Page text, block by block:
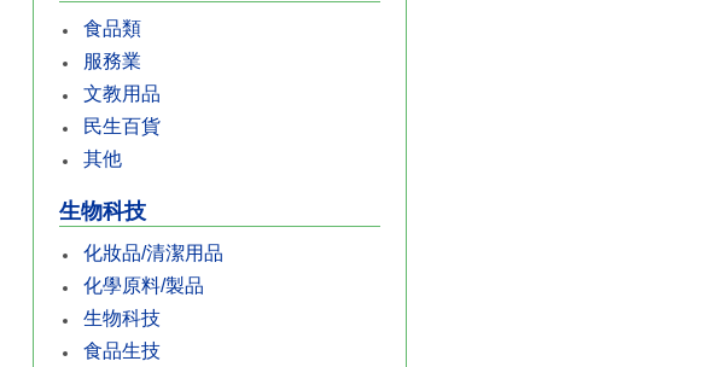
食品類
服務業
文教用品
民生百貨
其他
生物科技
化妝品/清潔用品
化學原料/製品
生物科技
食品生技